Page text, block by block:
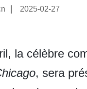
2025-02-27
la célèbre
, sera